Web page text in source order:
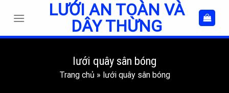
LƯỚI AN TOÀN VÀ
DÂY THỪNG
lưới quây sân bóng
Trang chủ » lưới quây sân bóng